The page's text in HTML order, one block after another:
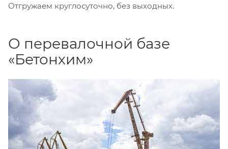
Отгружаем круглосуточно, без выходных.
О перевалочной базе
«Бетонхим»